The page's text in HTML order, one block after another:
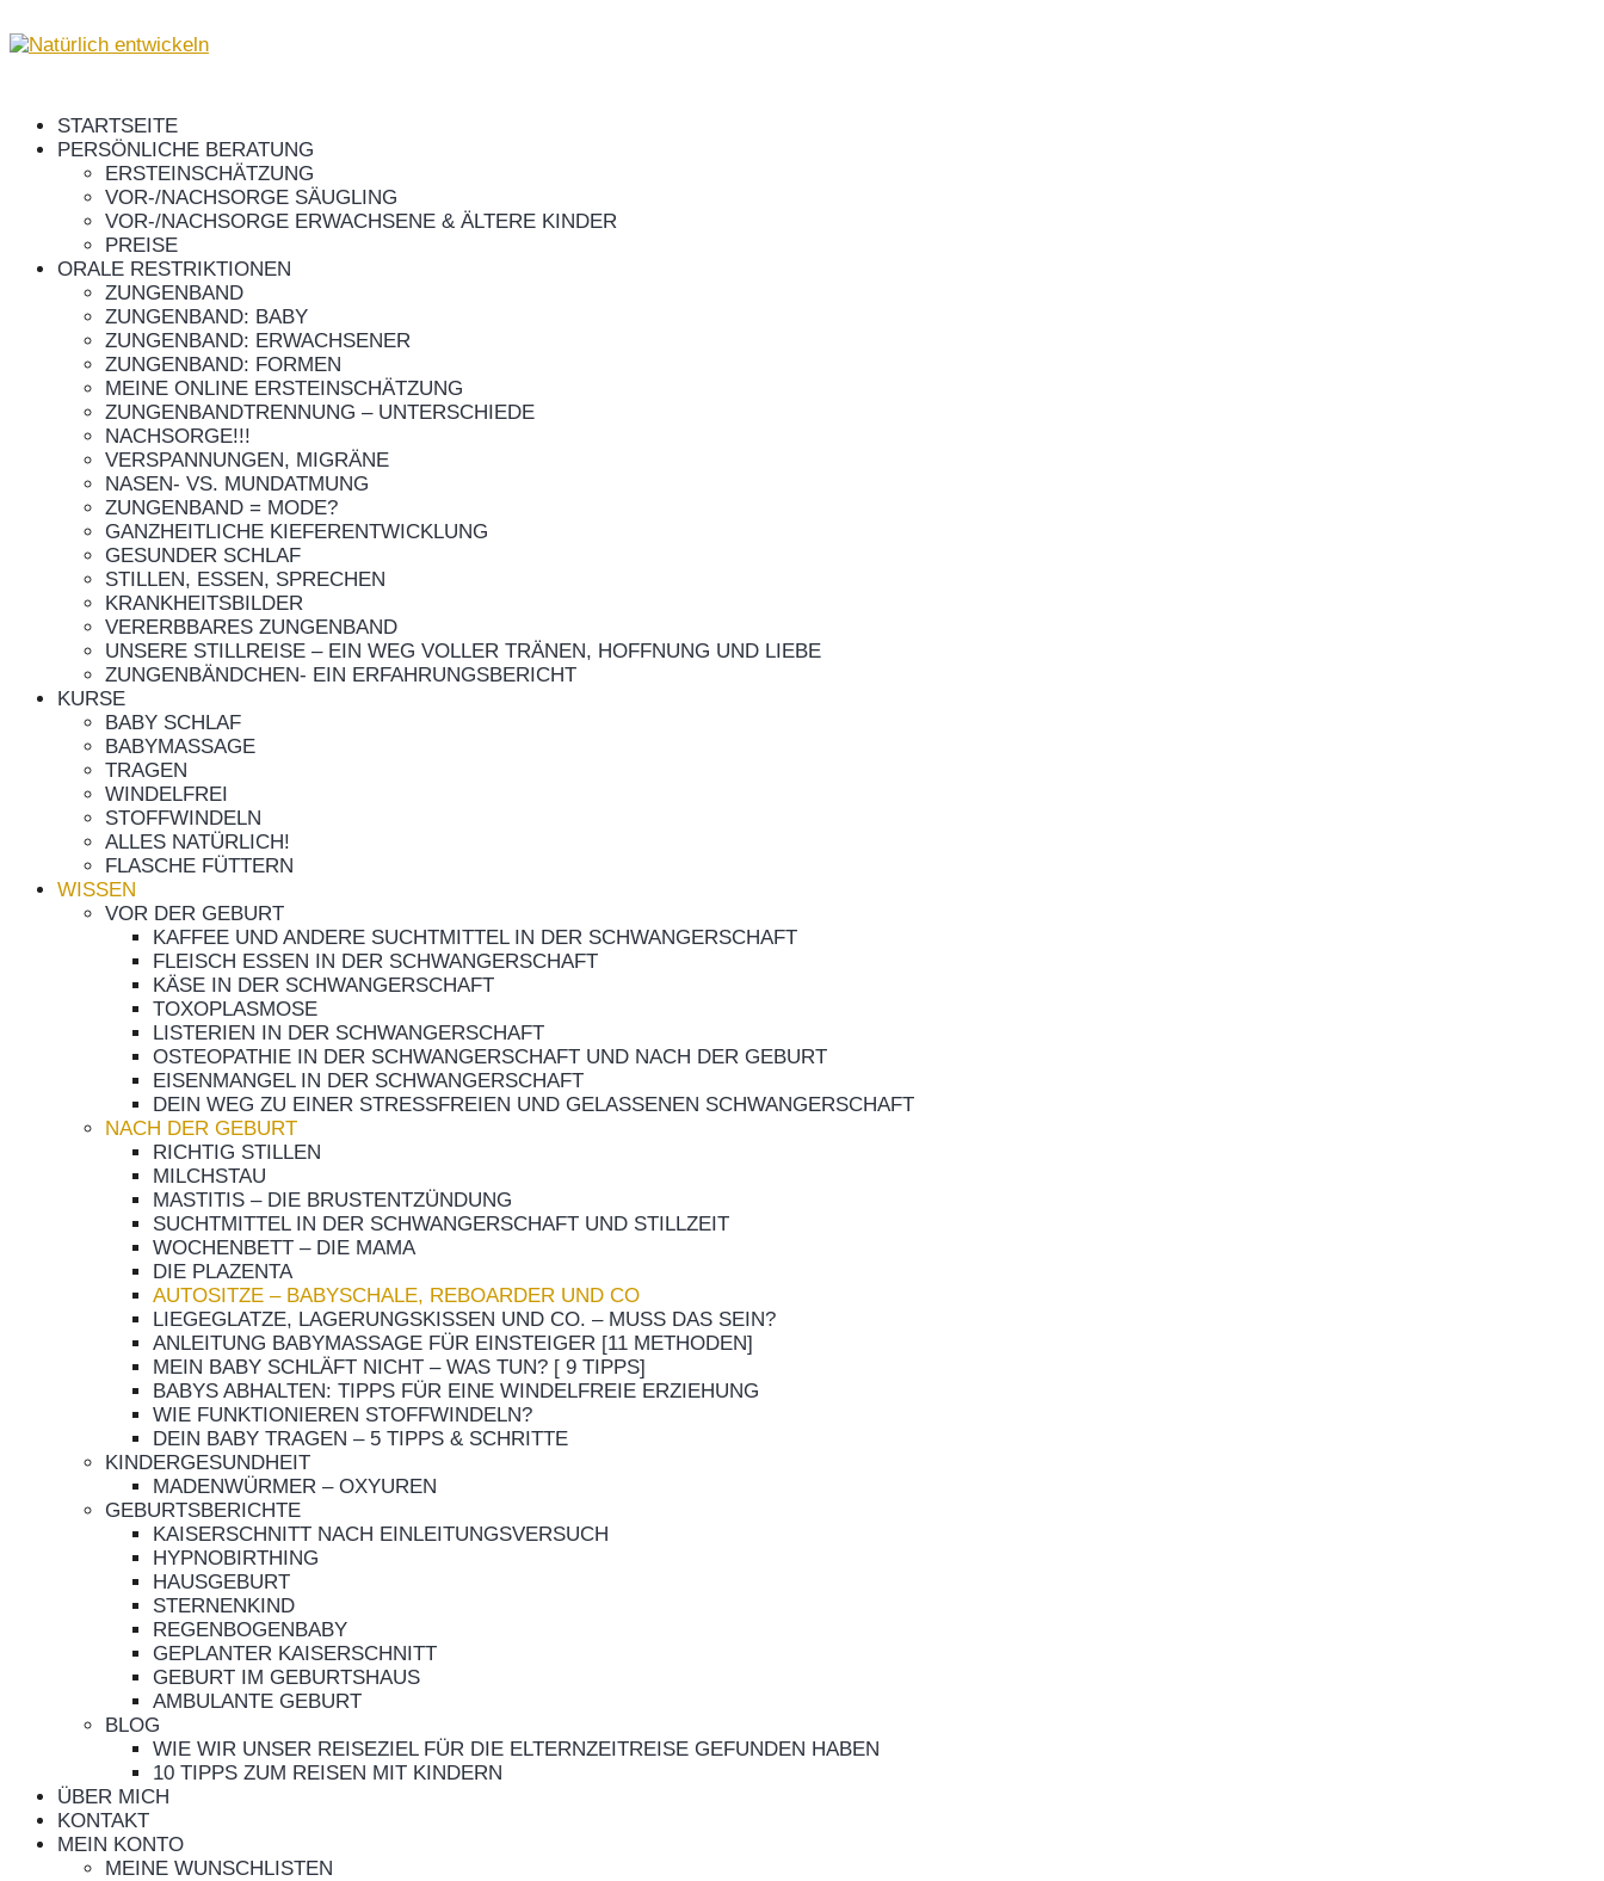
STARTSEITE
PERSÖNLICHE BERATUNG
ERSTEINSCHÄTZUNG
VOR-/NACHSORGE SÄUGLING
VOR-/NACHSORGE ERWACHSENE & ÄLTERE KINDER
PREISE
ORALE RESTRIKTIONEN
ZUNGENBAND
ZUNGENBAND: BABY
ZUNGENBAND: ERWACHSENER
ZUNGENBAND: FORMEN
MEINE ONLINE ERSTEINSCHÄTZUNG
ZUNGENBANDTRENNUNG – UNTERSCHIEDE
NACHSORGE!!!
VERSPANNUNGEN, MIGRÄNE
NASEN- VS. MUNDATMUNG
ZUNGENBAND = MODE?
GANZHEITLICHE KIEFERENTWICKLUNG
GESUNDER SCHLAF
STILLEN, ESSEN, SPRECHEN
KRANKHEITSBILDER
VERERBBARES ZUNGENBAND
UNSERE STILLREISE – EIN WEG VOLLER TRÄNEN, HOFFNUNG UND LIEBE
ZUNGENBÄNDCHEN- EIN ERFAHRUNGSBERICHT
KURSE
BABY SCHLAF
BABYMASSAGE
TRAGEN
WINDELFREI
STOFFWINDELN
ALLES NATÜRLICH!
FLASCHE FÜTTERN
WISSEN
VOR DER GEBURT
KAFFEE UND ANDERE SUCHTMITTEL IN DER SCHWANGERSCHAFT
FLEISCH ESSEN IN DER SCHWANGERSCHAFT
KÄSE IN DER SCHWANGERSCHAFT
TOXOPLASMOSE
LISTERIEN IN DER SCHWANGERSCHAFT
OSTEOPATHIE IN DER SCHWANGERSCHAFT UND NACH DER GEBURT
EISENMANGEL IN DER SCHWANGERSCHAFT
DEIN WEG ZU EINER STRESSFREIEN UND GELASSENEN SCHWANGERSCHAFT
NACH DER GEBURT
RICHTIG STILLEN
MILCHSTAU
MASTITIS – DIE BRUSTENTZÜNDUNG
SUCHTMITTEL IN DER SCHWANGERSCHAFT UND STILLZEIT
WOCHENBETT – DIE MAMA
DIE PLAZENTA
AUTOSITZE – BABYSCHALE, REBOARDER UND CO
LIEGEGLATZE, LAGERUNGSKISSEN UND CO. – MUSS DAS SEIN?
ANLEITUNG BABYMASSAGE FÜR EINSTEIGER [11 METHODEN]
MEIN BABY SCHLÄFT NICHT – WAS TUN? [ 9 TIPPS]
BABYS ABHALTEN: TIPPS FÜR EINE WINDELFREIE ERZIEHUNG
WIE FUNKTIONIEREN STOFFWINDELN?
DEIN BABY TRAGEN – 5 TIPPS & SCHRITTE
KINDERGESUNDHEIT
MADENWÜRMER – OXYUREN
GEBURTSBERICHTE
KAISERSCHNITT NACH EINLEITUNGSVERSUCH
HYPNOBIRTHING
HAUSGEBURT
STERNENKIND
REGENBOGENBABY
GEPLANTER KAISERSCHNITT
GEBURT IM GEBURTSHAUS
AMBULANTE GEBURT
BLOG
WIE WIR UNSER REISEZIEL FÜR DIE ELTERNZEITREISE GEFUNDEN HABEN
10 TIPPS ZUM REISEN MIT KINDERN
ÜBER MICH
KONTAKT
MEIN KONTO
MEINE WUNSCHLISTEN